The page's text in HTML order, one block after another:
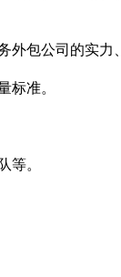
包公司的实力
标准。
等。